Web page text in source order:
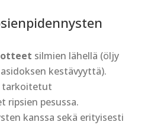
silmien lähellä (öljy
kestävyyttä).
tarkoitetut
pesussa.
kanssa sekä erityisesti